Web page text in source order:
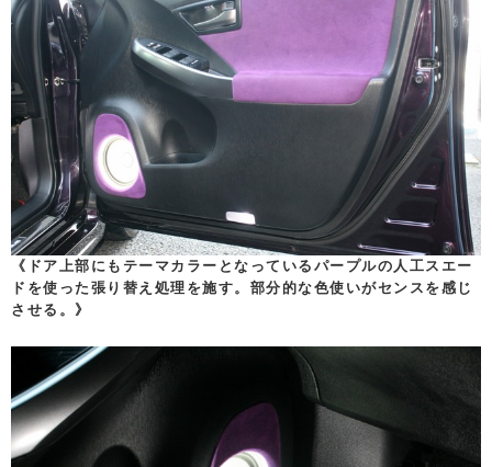
《ドア上部にもテーマカラーとなっているパープルの人工スエー
ドを使った張り替え処理を施す。部分的な色使いがセンスを感じ
させる。》